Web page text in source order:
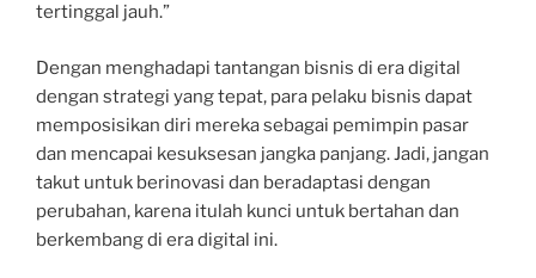
tertinggal jauh.”
Dengan menghadapi tantangan bisnis di era digital
dengan strategi yang tepat, para pelaku bisnis dapat
memposisikan diri mereka sebagai pemimpin pasar
dan mencapai kesuksesan jangka panjang. Jadi, jangan
takut untuk berinovasi dan beradaptasi dengan
perubahan, karena itulah kunci untuk bertahan dan
berkembang di era digital ini.